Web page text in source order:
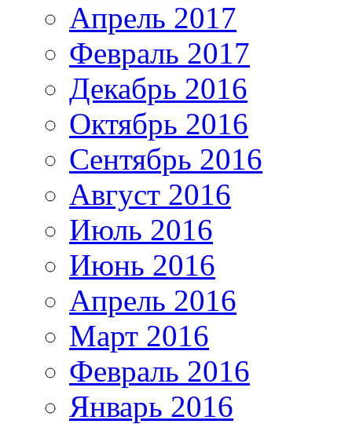
Апрель 2017
Февраль 2017
Декабрь 2016
Октябрь 2016
Сентябрь 2016
Август 2016
Июль 2016
Июнь 2016
Апрель 2016
Март 2016
Февраль 2016
Январь 2016